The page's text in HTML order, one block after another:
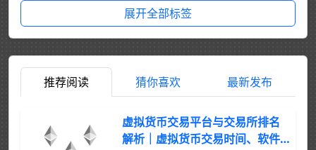
展开全部标签
推荐阅读 猜你喜欢 最新发布
虚拟货币交易平台与交易所排名
解析｜虚拟货币交易时间、软件